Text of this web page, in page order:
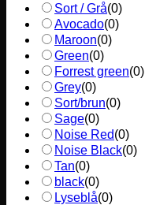
Sort / Grå(0)
Avocado(0)
Maroon(0)
Green(0)
Forrest green(0)
Grey(0)
Sort/brun(0)
Sage(0)
Noise Red(0)
Noise Black(0)
Tan(0)
black(0)
Lyseblå(0)